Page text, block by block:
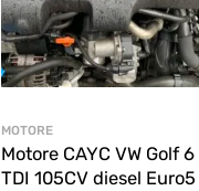
MOTORE
Motore CAYC VW Golf 6
TDI 105CV diesel Euro5